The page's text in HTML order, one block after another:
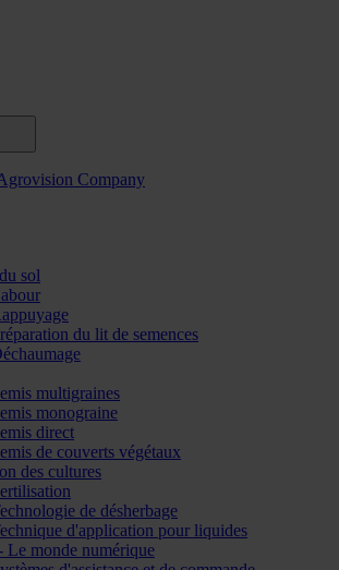
sol
du lit de semences
multigraines
monograine
direct
de couverts végétaux
des cultures
de désherbage
d'application pour liquides
Le monde numérique